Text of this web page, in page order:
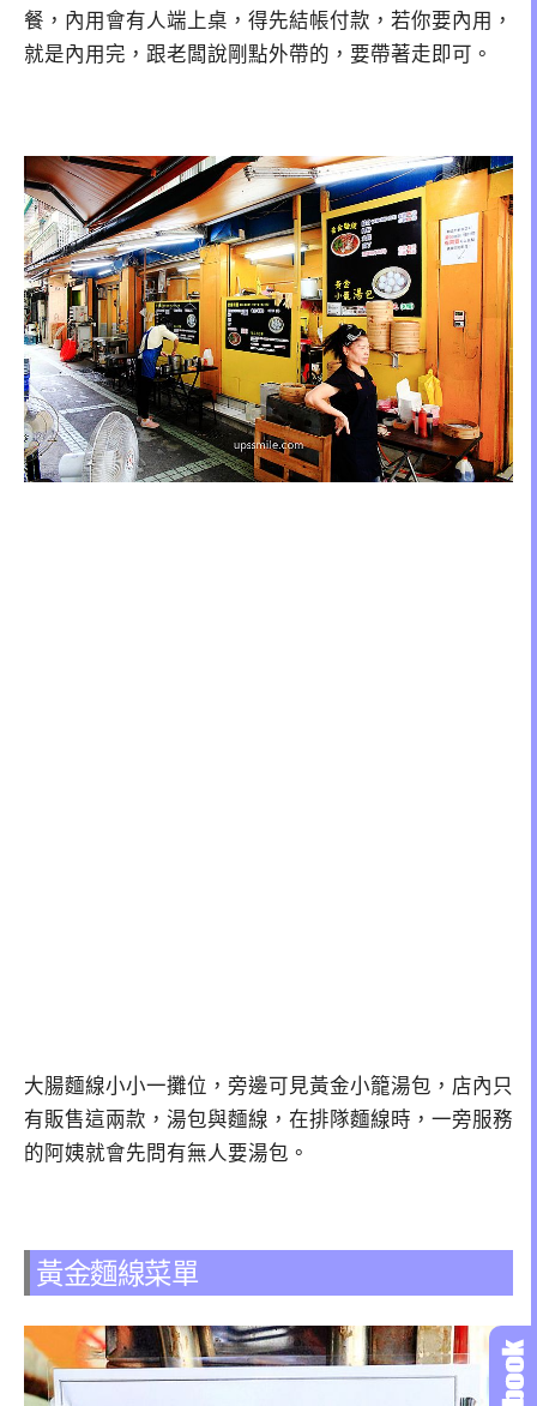
餐，內用會有人端上桌，得先結帳付款，若你要內用，
就是內用完，跟老闆說剛點外帶的，要帶著走即可。
大腸麵線小小一攤位，旁邊可見黃金小籠湯包，店內只
有販售這兩款，湯包與麵線，在排隊麵線時，一旁服務
的阿姨就會先問有無人要湯包。
黃金麵線菜單